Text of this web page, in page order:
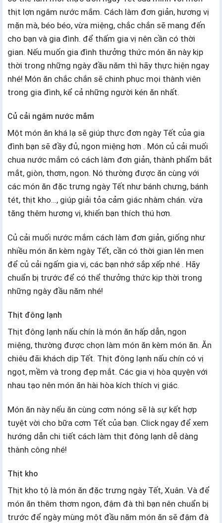
thịt lợn ngâm nước mắm. Cách làm đơn giản, hương vị
mặn mà, béo béo, vừa miệng, chắc chắn sẽ mang đến
cho bạn và gia đình. để thấm gia vị nên cần có thời
gian. Nếu muốn gia đình thưởng thức món ăn này kịp
thời trong những ngày đầu năm thì hãy thực hiện ngay
nhé! Món ăn chắc chắn sẽ chinh phục mọi thành viên
trong gia đình, kể cả những người kén ăn nhất.
Củ cải ngâm nước mắm
Một món ăn khá lạ sẽ giúp thực đơn ngày Tết của gia
đình bạn sẽ đầy đủ, ngon miệng hơn . Món củ cải muối
chua nước mắm có cách làm đơn giản, thành phẩm bắt
mắt, giòn, thơm, ngon. Nó thường được ăn cùng với
các món ăn đặc trưng ngày Tết như bánh chưng, bánh
tét, thịt kho…, giúp giải tỏa cảm giác nhàm chán. vừa
tăng thêm hương vị, khiến bạn thích thú hơn.
Củ cải muối nước mắm cách làm đơn giản, giống như
nhiều món ăn kèm ngày Tết, cần có thời gian lên men
để củ cải ngấm gia vị, các bạn nhớ sắp xếp nhé . Hãy
chuẩn bị trước để có thể thưởng thức kịp thời trong
những ngày đầu năm nhé!
Thịt đông lạnh
Thịt đông lạnh nấu chín là món ăn hấp dẫn, ngon
miệng, thường được chọn làm món ăn kèm món ăn. Ăn
chiêu đãi khách dịp Tết. Thịt đông lạnh nấu chín có vị
ngọt, mềm và trong đẹp mắt. Các gia vị hòa quyện với
nhau tạo nên món ăn hài hòa kích thích vị giác.
Món ăn này nếu ăn cùng cơm nóng sẽ là sự kết hợp
tuyệt vời cho bữa cơm Tết của bạn. Click ngay để xem
hướng dẫn chi tiết cách làm thịt đông lạnh dễ dàng
thành công nhé!
Thịt kho
Thịt kho tộ là món ăn đặc trưng ngày Tết, Xuân. Và để
món ăn thêm thơm ngon, đậm đà thì bạn nên chuẩn bị
trước để ngày mùng một đầu năm món ăn sẽ đậm đà